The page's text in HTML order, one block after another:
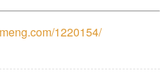
1220154/